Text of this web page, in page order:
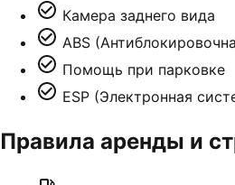
Камера заднего вида
ABS
Помощь при парковке
ESP (Электронная
Правила аренды и